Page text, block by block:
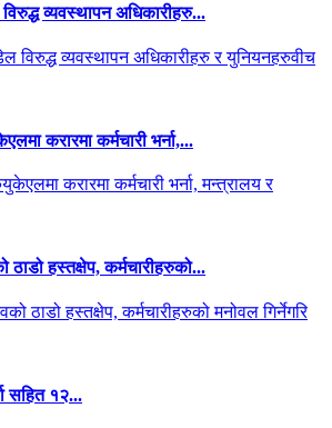
व्यवस्थापन अधिकारीहरु...
करारमा कर्मचारी भर्ना,...
ठाडो हस्तक्षेप, कर्मचारीहरुको...
सहित १२...